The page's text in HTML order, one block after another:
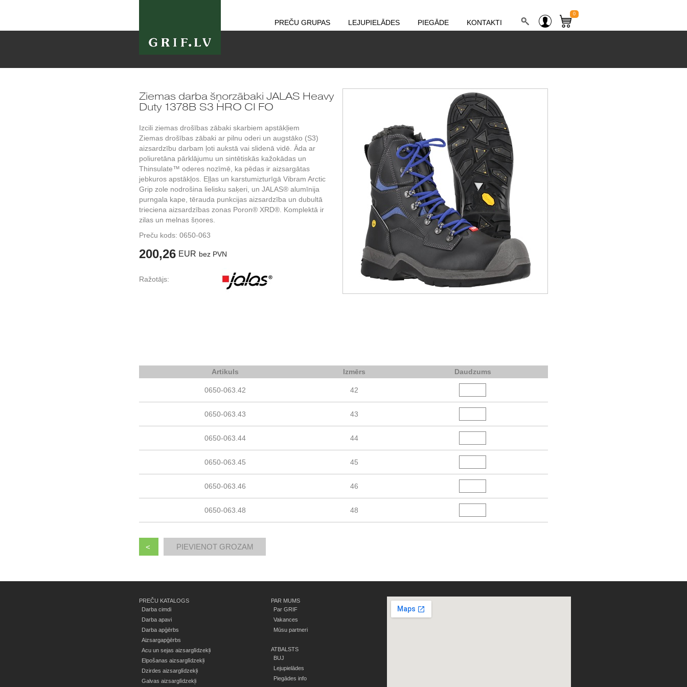
PREČU GRUPAS LEJUPIELĀDES PIEGĀDE KONTAKTI
0
Ziemas darba šņorzābaki JALAS Heavy
Duty 1378B S3 HRO CI FO
Izcili ziemas drošības zābaki skarbiem apstākļiem
Ziemas drošības zābaki ar pilnu oderi un augstāko (S3)
aizsardzību darbam ļoti aukstā vai slidenā vidē. Āda ar
poliuretāna pārklājumu un sintētiskās kažokādas un
Thinsulate™ oderes nozīmē, ka pēdas ir aizsargātas
jebkuros apstākļos. Eļļas un karstumizturīgā Vibram Arctic
Grip zole nodrošina lielisku saķeri, un JALAS® alumīnija
purngala kape, tērauda punkcijas aizsardzība un dubultā
trieciena aizsardzības zonas Poron® XRD®. Komplektā ir
zilas un melnas šņores.
Preču kods: 0650-063
200,26 EUR bez PVN
Ražotājs:
Artikuls Izmērs Daudzums
0650-063.42 42
0650-063.43 43
0650-063.44 44
0650-063.45 45
0650-063.46 46
0650-063.48 48
<
PREČU KATALOGS
Darba cimdi
Darba apavi
Darba apģērbs
Aizsargapģērbs
Acu un sejas aizsarglīdzekļi
Elpošanas aizsarglīdzekļi
Dzirdes aizsarglīdzekļi
Galvas aizsarglīdzekļi
PAR MUMS
Par GRIF
Vakances
Mūsu partneri
ATBALSTS
BUJ
Lejupielādes
Piegādes info